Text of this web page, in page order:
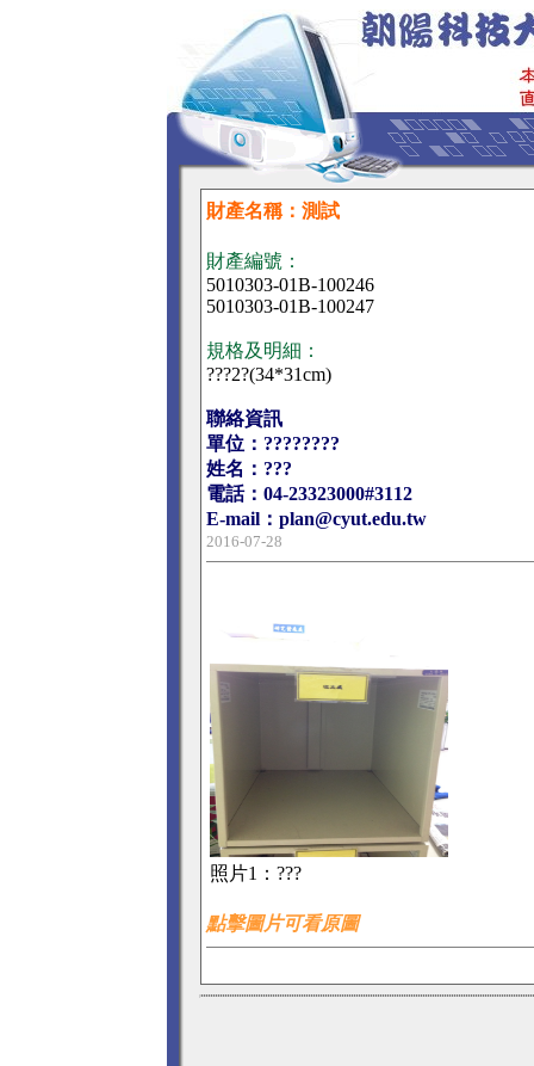
財產名稱：測試
財產編號：
5010303-01B-100246
5010303-01B-100247
規格及明細：
???2?(34*31cm)
聯絡資訊
單位：????????
姓名：???
電話：04-23323000#3112
E-mail：plan@cyut.edu.tw
2016-07-28
照片1： ???
點擊圖片可看原圖